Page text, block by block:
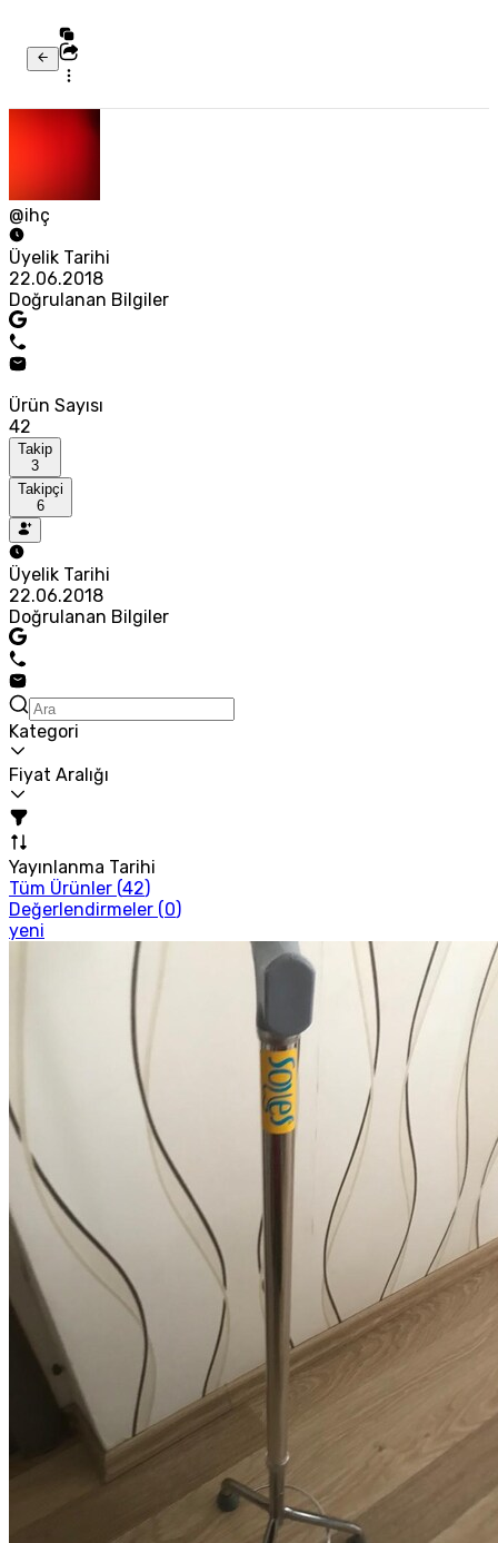
@ihç
Üyelik Tarihi
22.06.2018
Doğrulanan Bilgiler
Ürün Sayısı
42
Takip
3
Takipçi
6
Üyelik Tarihi
22.06.2018
Doğrulanan Bilgiler
Kategori
Fiyat Aralığı
Yayınlanma Tarihi
Tüm Ürünler (42)
Değerlendirmeler (0)
yeni